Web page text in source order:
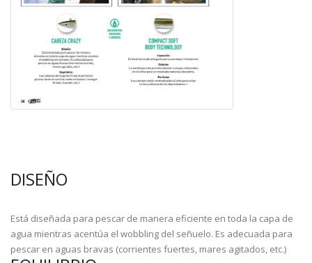
DISEÑO
Está diseñada para pescar de manera eficiente en toda la capa de
agua mientras acentúa el wobbling del señuelo. Es adecuada para
pescar en aguas bravas (corrientes fuertes, mares agitados, etc.)